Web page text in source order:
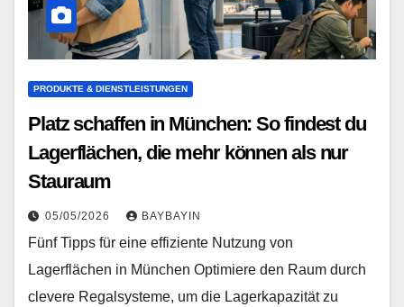
PRODUKTE & DIENSTLEISTUNGEN
Platz schaffen in München: So findest du
Lagerflächen, die mehr können als nur
Stauraum
05/05/2026 BAYBAYIN
Fünf Tipps für eine effiziente Nutzung von
Lagerflächen in München Optimiere den Raum durch
clevere Regalsysteme, um die Lagerkapazität zu